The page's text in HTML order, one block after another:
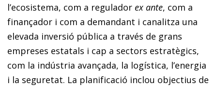
l’ecosistema, com a regulador ex ante, com a
finançador i com a demandant i canalitza una
elevada inversió pública a través de grans
empreses estatals i cap a sectors estratègics,
com la indústria avançada, la logística, l’energia
i la seguretat. La planificació inclou objectius de